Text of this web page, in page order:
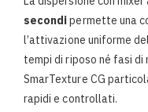
secondipermette una
l’attivazione uniforme
tempi di riposo né fasi
SmarTexture CG
rapidi e controllati.